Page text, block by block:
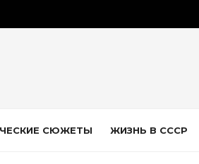
СЮЖЕТЫ ЖИЗНЬ В СССР